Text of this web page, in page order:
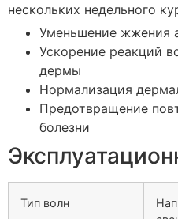
нескольких недельного
Уменьшение жжения
Ускорение реакций
дермы
Нормализация
Предотвращение
болезни
Тип волн